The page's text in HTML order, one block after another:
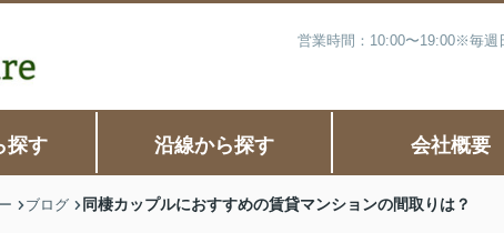
営業時間：10:00〜19:00※毎
探す 沿線から探す 会社概要
ブログ 同棲カップルにおすすめの賃貸マンションの間取りは？